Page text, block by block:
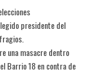
presidente del
una masacre dentro
Barrio 18 en contra de